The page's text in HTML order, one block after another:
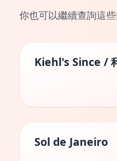
你也可以繼續查詢這
Kiehl's Since /
Sol de Janeiro